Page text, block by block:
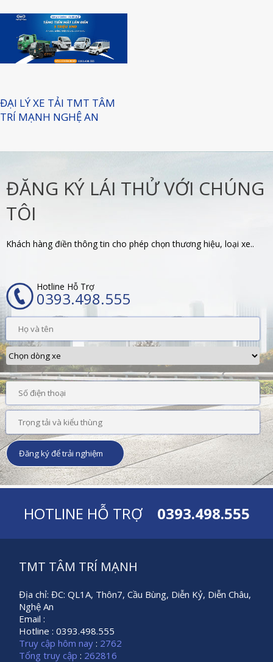
ĐẠI LÝ XE TẢI TMT TÂM
TRÍ MẠNH NGHỆ AN
ĐĂNG KÝ LÁI THỬ VỚI CHÚNG
TÔI
Khách hàng điền thông tin cho phép chọn thương hiệu, loại xe..
Hotline Hỗ Trợ
0393.498.555
HOTLINE HỖ TRỢ 0393.498.555
TMT TÂM TRÍ MẠNH
Địa chỉ: ĐC: QL1A, Thôn7, Cầu Bùng, Diễn Kỷ, Diễn Châu,
Nghệ An
Email :
Hotline : 0393.498.555
Truy cập hôm nay : 2762
Tổng truy cập : 262816